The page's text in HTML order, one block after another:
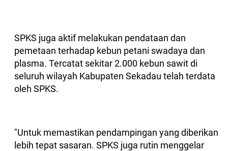
SPKS juga aktif melakukan pendataan dan
pemetaan terhadap kebun petani swadaya dan
plasma. Tercatat sekitar 2.000 kebun sawit di
seluruh wilayah Kabupaten Sekadau telah terdata
oleh SPKS.
"Untuk memastikan pendampingan yang diberikan
lebih tepat sasaran. SPKS juga rutin menggelar